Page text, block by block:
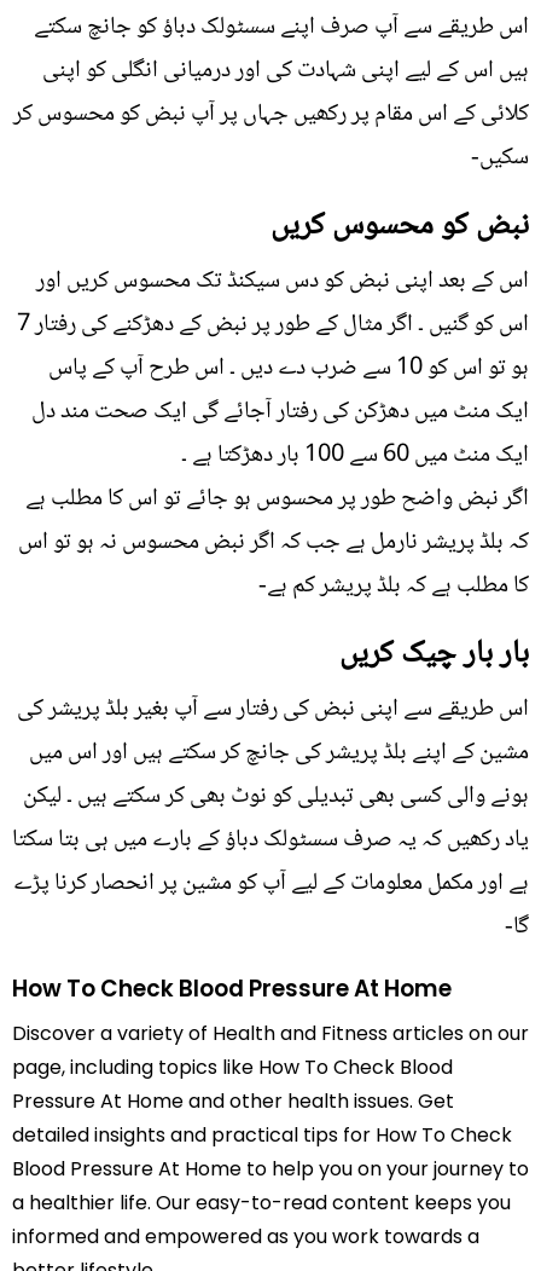
اس طریقے سے آپ صرف اپنے سسٹولک دباؤ کو جانچ سکتے
ہیں اس کے لیے اپنی شہادت کی اور درمیانی انگلی کو اپنی
کلائی کے اس مقام پر رکھیں جہاں پر آپ نبض کو محسوس کر
سکیں-
نبض کو محسوس کریں
اس کے بعد اپنی نبض کو دس سیکنڈ تک محسوس کریں اور
اس کو گنیں ۔ اگر مثال کے طور پر نبض کے دھڑکنے کی رفتار 7
ہو تو اس کو 10 سے ضرب دے دیں ۔ اس طرح آپ کے پاس
ایک منٹ میں دھڑکن کی رفتار آجائے گی ایک صحت مند دل
ایک منٹ میں 60 سے 100 بار دھڑکتا ہے ۔
اگر نبض واضح طور پر محسوس ہو جائے تو اس کا مطلب ہے
کہ بلڈ پریشر نارمل ہے جب کہ اگر نبض محسوس نہ ہو تو اس
کا مطلب ہے کہ بلڈ پریشر کم ہے-
بار بار چیک کریں
اس طریقے سے اپنی نبض کی رفتار سے آپ بغیر بلڈ پریشر کی
مشین کے اپنے بلڈ پریشر کی جانچ کر سکتے ہیں اور اس میں
ہونے والی کسی بھی تبدیلی کو نوٹ بھی کر سکتے ہیں ۔ لیکن
یاد رکھیں کہ یہ صرف سسٹولک دباؤ کے بارے میں ہی بتا سکتا
ہے اور مکمل معلومات کے لیے آپ کو مشین پر انحصار کرنا پڑے
گا-
How To Check Blood Pressure At Home
Discover a variety of Health and Fitness articles on our
page, including topics like How To Check Blood
Pressure At Home and other health issues. Get
detailed insights and practical tips for How To Check
Blood Pressure At Home to help you on your journey to
a healthier life. Our easy-to-read content keeps you
informed and empowered as you work towards a